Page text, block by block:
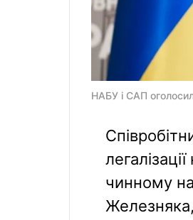
НАБУ і САП
чинному